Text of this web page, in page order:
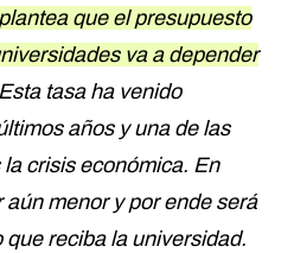
que el presupuesto
va a depender
Esta tasa ha venido
años y una de las
crisis económica. En
menor y por ende será
reciba la universidad.